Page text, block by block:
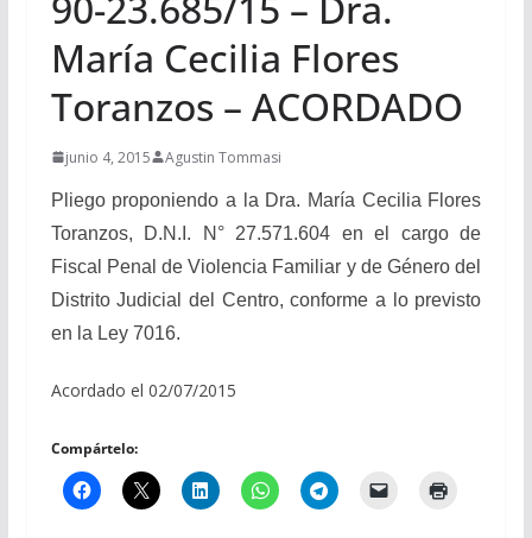
María Cecilia Flores
Toranzos – ACORDADO
junio 4, 2015 Agustin Tommasi
Pliego proponiendo a la Dra. María Cecilia Flores
Toranzos, D.N.I. N° 27.571.604 en el cargo de
Fiscal Penal de Violencia Familiar y de Género del
Distrito Judicial del Centro, conforme a lo previsto
en la Ley 7016.
Acordado el 02/07/2015
Compártelo: